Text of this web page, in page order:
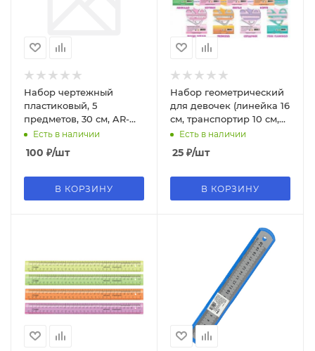
Набор чертежный
пластиковый, 5
предметов, 30 см, AR-
3083Есть в наличии
100 ₽/шт
В КОРЗИНУ
Набор геометрический
для девочек (линейка 16
см, транспортир 10 см,
треугольник 10 см), НП-5
Есть в наличии
25 ₽/шт
В КОРЗИНУ